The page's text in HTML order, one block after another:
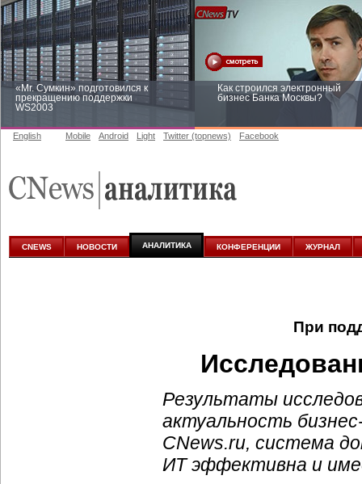
«Mr. Сумкин» подготовился к
прекращению поддержки
WS2003
Как строился электронный
бизнес Банка Москвы?
аналитике
English Mobile Android Light Twitter (topnews) Facebook
CNEWS НОВОСТИ АНАЛИТИКА КОНФЕРЕНЦИИ ЖУРНАЛ
При
Результаты
актуальность
CNews.ru, система
ИТ эффективна и